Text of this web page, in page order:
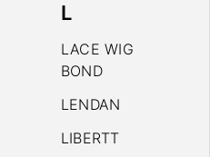
L
LACE WIG
BOND
LENDAN
LIBERTT